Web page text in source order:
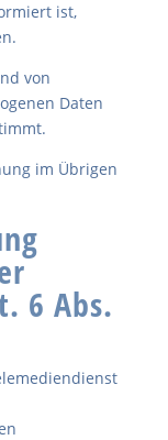
ist,
von
Daten
im Übrigen
6 Abs.